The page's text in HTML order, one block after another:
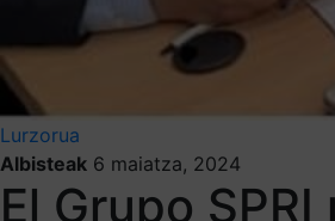
Lurzorua
Albisteak 6 maiatza, 2024
El Grupo